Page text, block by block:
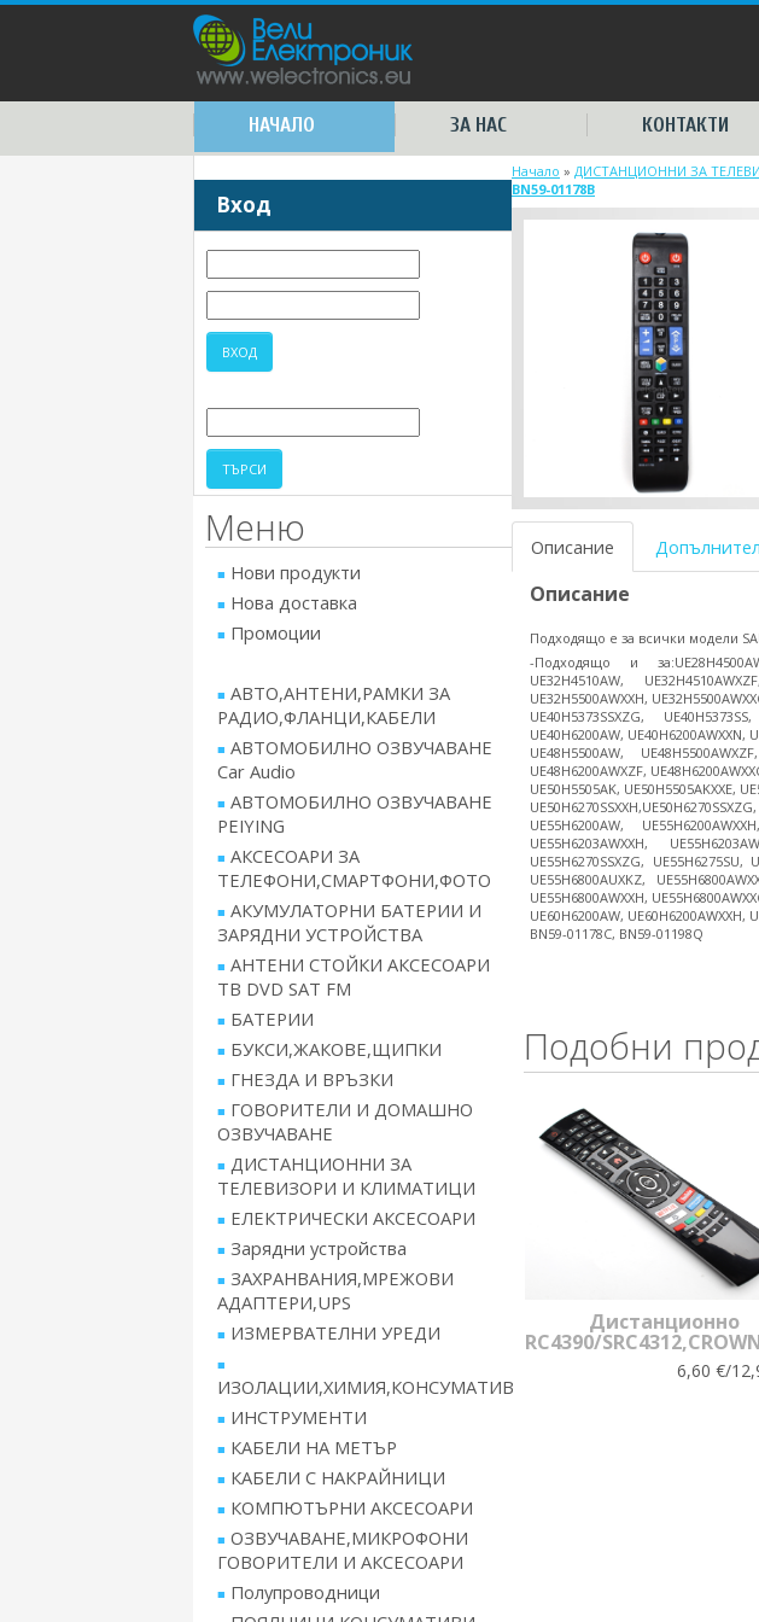
НАЧАЛО ЗА НАС КОНТАКТИ
Вход
Меню
Нови продукти
Нова доставка
Промоции
АВТО,АНТЕНИ,РАМКИ ЗА
РАДИО,ФЛАНЦИ,КАБЕЛИ
АВТОМОБИЛНО ОЗВУЧАВАНЕ
Car Audio
АВТОМОБИЛНО ОЗВУЧАВАНЕ
PEIYING
АКСЕСОАРИ ЗА
ТЕЛЕФОНИ,СМАРТФОНИ,ФОТО
АКУМУЛАТОРНИ БАТЕРИИ И
ЗАРЯДНИ УСТРОЙСТВА
АНТЕНИ СТОЙКИ АКСЕСОАРИ
ТВ DVD SAT FM
БАТЕРИИ
БУКСИ,ЖАКОВЕ,ЩИПКИ
ГНЕЗДА И ВРЪЗКИ
ГОВОРИТЕЛИ И ДОМАШНО
ОЗВУЧАВАНЕ
ДИСТАНЦИОННИ ЗА
ТЕЛЕВИЗОРИ И КЛИМАТИЦИ
ЕЛЕКТРИЧЕСКИ АКСЕСОАРИ
Зарядни устройства
ЗАХРАНВАНИЯ,МРЕЖОВИ
АДАПТЕРИ,UPS
ИЗМЕРВАТЕЛНИ УРЕДИ
ИЗОЛАЦИИ,ХИМИЯ,КОНСУМАТИВ
ИНСТРУМЕНТИ
КАБЕЛИ НА МЕТЪР
КАБЕЛИ С НАКРАЙНИЦИ
КОМПЮТЪРНИ АКСЕСОАРИ
ОЗВУЧАВАНЕ,МИКРОФОНИ
ГОВОРИТЕЛИ И АКСЕСОАРИ
Полупроводници
Начало » ДИСТАНЦИОННИ ЗА
BN59-01178B
Описание
Описание
Подходящо e за всички модели
-Подходящо и за:UE28H4500AW,
UE32H4510AW,
UE32H5500AWXXH,
UE40H5373SSXZG,
UE40H6200AW, UE40H6200AWXXN,
UE48H5500AW,
UE48H6200AWXZF,
UE50H5505AK, UE50H5505AKXXE,
UE55H6200AW,
UE55H6203AWXXH,
UE55H6270SSXZG, UE55H6275SU,
UE55H6800AUXKZ,
UE55H6800AWXXH,
UE60H6200AW, UE60H6200AWXXH,
BN59-01178C, BN59-01198Q
Подобни
Дистанционно
RC4390/
6,60 €/